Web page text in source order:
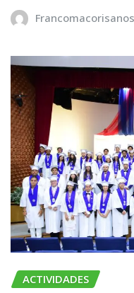
Francomacorisanos
ACTIVIDADES